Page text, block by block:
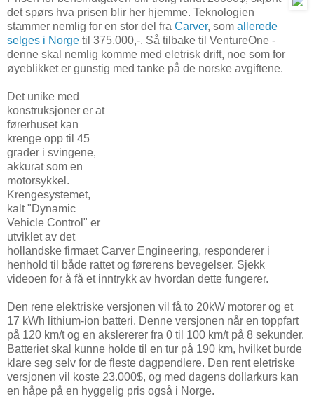
det spørs hva prisen blir her hjemme. Teknologien
stammer nemlig for en stor del fra Carver, som allerede
selges i Norge til 375.000,-. Så tilbake til VentureOne -
denne skal nemlig komme med eletrisk drift, noe som for
øyeblikket er gunstig med tanke på de norske avgiftene.
Det unike med
konstruksjoner er at
førerhuset kan
krenge opp til 45
grader i svingene,
akkurat som en
motorsykkel.
Krengesystemet,
kalt "Dynamic
Vehicle Control" er
utviklet av det
hollandske firmaet Carver Engineering, responderer i
henhold til både rattet og førerens bevegelser. Sjekk
videoen for å få et inntrykk av hvordan dette fungerer.
Den rene elektriske versjonen vil få to 20kW motorer og et
17 kWh lithium-ion batteri. Denne versjonen når en toppfart
på 120 km/t og en akslererer fra 0 til 100 km/t på 8 sekunder.
Batteriet skal kunne holde til en tur på 190 km, hvilket burde
klare seg selv for de fleste dagpendlere. Den rent eletriske
versjonen vil koste 23.000$, og med dagens dollarkurs kan
en håpe på en hyggelig pris også i Norge.